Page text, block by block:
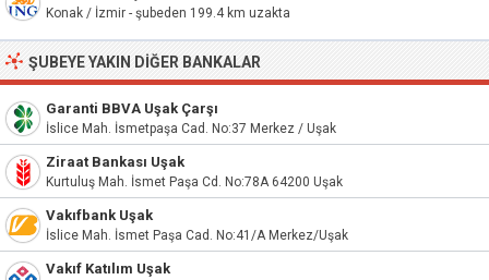
Konak / İzmir - şubeden 199.4 km uzakta
ŞUBEYE YAKIN DIĞER BANKALAR
Garanti BBVA Uşak Çarşı
İslice Mah. İsmetpaşa Cad. No:37 Merkez / Uşak
Ziraat Bankası Uşak
Kurtuluş Mah. İsmet Paşa Cd. No:78A 64200 Uşak
Vakıfbank Uşak
İslice Mah. İsmet Paşa Cad. No:41/A Merkez/Uşak
Vakıf Katılım Uşak